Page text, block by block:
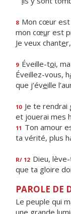
8 Mon cœur
mon cœur est
Je veux chante
9 Éveille-toi,
Éveillez-vous, h
que j’éveille
10 Je te rendrai
et jouerai mes h
11 Ton amour
ta vérité, plus
R/ 12 Dieu,
que ta gloire
PAROLE DE
Le peuple qui
une grande